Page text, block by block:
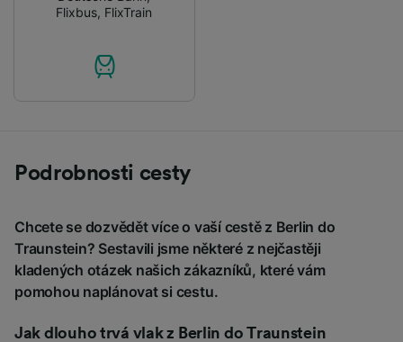
Flixbus, FlixTrain
Podrobnosti cesty
Chcete se dozvědět více o vaší cestě z Berlin do
Traunstein? Sestavili jsme některé z nejčastěji
kladených otázek našich zákazníků, které vám
pomohou naplánovat si cestu.
Jak dlouho trvá vlak z Berlin do Traunstein